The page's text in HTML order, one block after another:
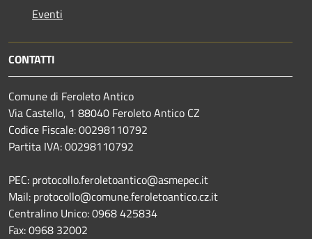
Eventi
CONTATTI
Comune di Feroleto Antico
Via Castello, 1 88040 Feroleto Antico CZ
Codice Fiscale: 00298110792
Partita IVA: 00298110792
PEC: protocollo.feroletoantico@asmepec.it
Mail: protocollo@comune.feroletoantico.cz.it
Centralino Unico: 0968 425834
Fax: 0968 32002